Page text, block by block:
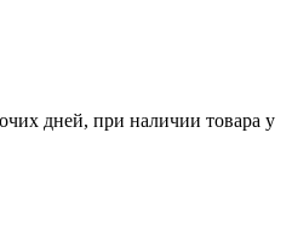
дней, при наличии товара у